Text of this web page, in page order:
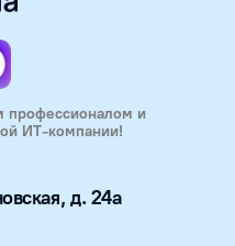
д. 24а
профессионалом и
ИТ-компании!